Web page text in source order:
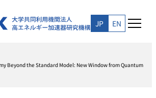
JP EN
Beyond the Standard Model: New Window from Quantum